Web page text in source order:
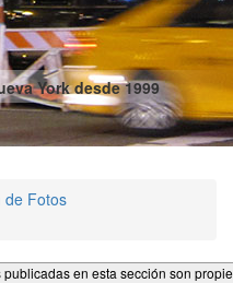
York desde 1999
de Fotos
en esta sección son